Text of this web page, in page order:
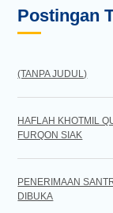
Postingan
(TANPA JUDUL)
HAFLAH KHOTMIL
FURQON SIAK
PENERIMAAN
DIBUKA